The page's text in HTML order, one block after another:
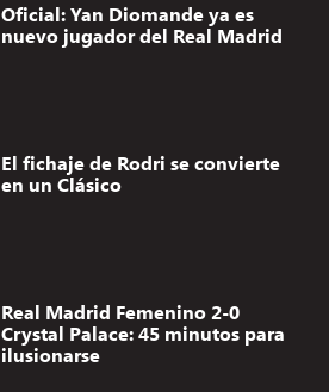
Oficial: Yan Diomande ya es
nuevo jugador del Real Madrid
El fichaje de Rodri se convierte
en un Clásico
Real Madrid Femenino 2-0
Crystal Palace: 45 minutos para
ilusionarse